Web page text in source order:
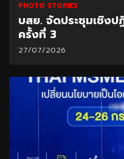
PHOTO STORIES
บสย. จัดประชุมเชิง
ครั้งที่ 3
27/07/2026